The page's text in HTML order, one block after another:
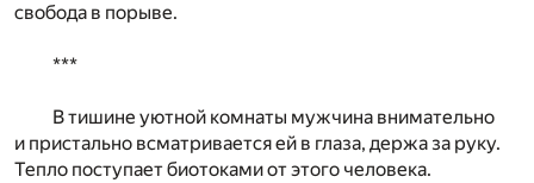
свобода в порыве.
***
В тишине уютной комнаты мужчина внимательно
и пристально всматривается ей в глаза, держа за руку.
Тепло поступает биотоками от этого человека.